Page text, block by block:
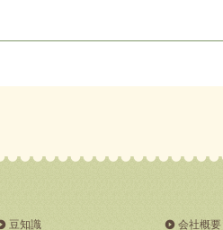
豆知識 会社概要